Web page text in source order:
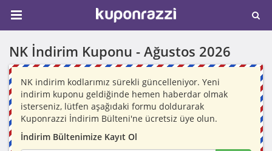
NK İndirim Kuponu - Ağustos 2026
NK indirim kodlarımız sürekli güncelleniyor. Yeni
indirim kuponu geldiğinde hemen haberdar olmak
isterseniz, lütfen aşağıdaki formu doldurarak
Kuponrazzi İndirim Bülteni'ne ücretsiz üye olun.
İndirim Bültenimize Kayıt Ol